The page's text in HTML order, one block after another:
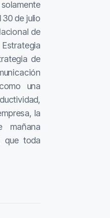
30 de julio
de
de
una
la
mañana
que toda